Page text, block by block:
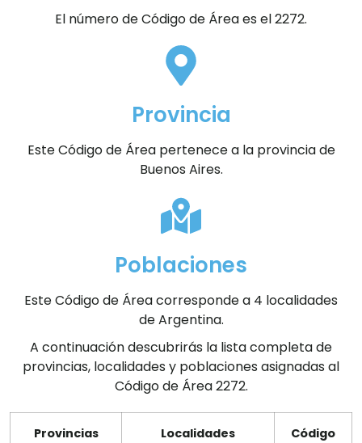
El número de Código de Área es el 2272.
Provincia
Este Código de Área pertenece a la provincia de
Buenos Aires.
Poblaciones
Este Código de Área corresponde a 4 localidades
de Argentina.
A continuación descubrirás la lista completa de
provincias, localidades y poblaciones asignadas al
Código de Área 2272.
Provincias Localidades Código